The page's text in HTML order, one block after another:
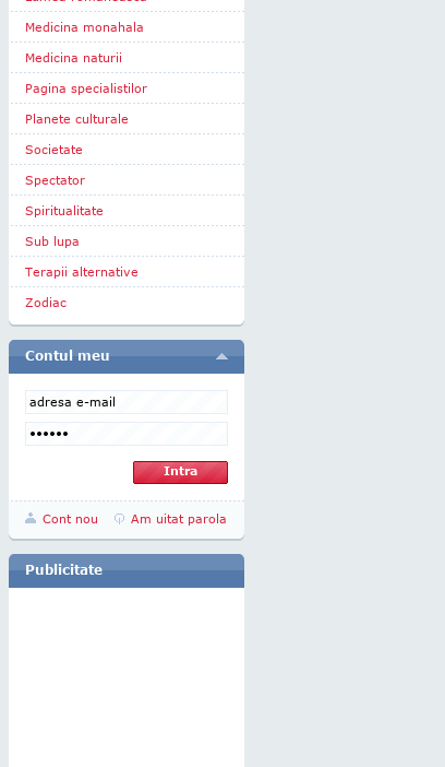
Medicina monahala
Medicina naturii
Pagina specialistilor
Planete culturale
Societate
Spectator
Spiritualitate
Sub lupa
Terapii alternative
Zodiac
Contul meu
Cont nou Am uitat parola
Publicitate